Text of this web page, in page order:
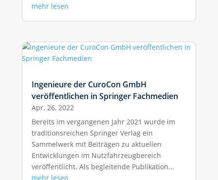
mehr lesen
Ingenieure der CuroCon GmbH
veröffentlichen in Springer Fachmedien
Apr. 26, 2022
Bereits im vergangenen Jahr 2021 wurde im
traditionsreichen Springer Verlag ein
Sammelwerk mit Beiträgen zu aktuellen
Entwicklungen im Nutzfahrzeugbereich
veröffentlicht. Als begleitende Publikation...
mehr lesen